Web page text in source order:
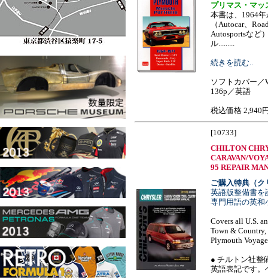
プリマス・マッ
本書は、1964
（Autocar、
Autosportsなど
ル.........
続きを読む..
ソフトカバー／
136p／英語
税込価格 2,940
[10733]
CHILTON
CARAVAN/
95 REPAIR
ご購入特典（ク
英語版整備書を
専門用語の英和
Covers all U.S.
Town & Country,
Plymouth
● チルトン社整
英語表記です。